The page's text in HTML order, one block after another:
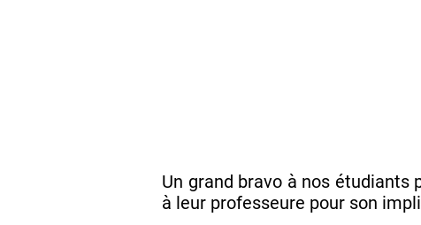
Un grand bravo à nos
à leur professeure pour son